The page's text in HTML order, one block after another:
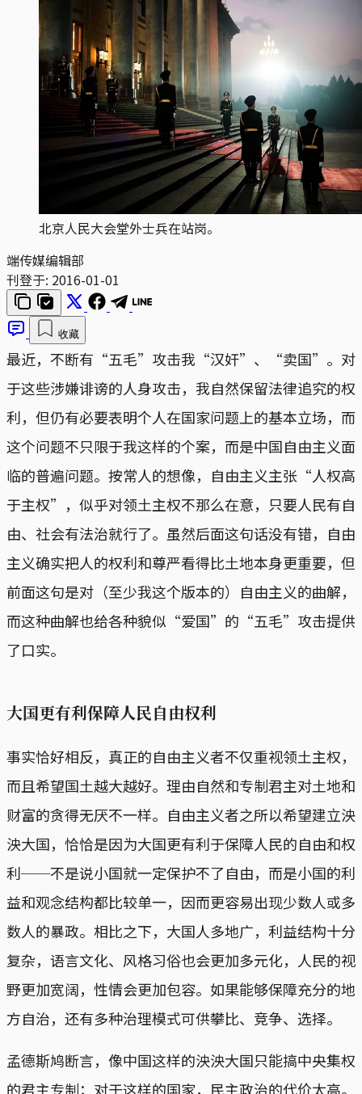
北京人民大会堂外士兵在站岗。
端传媒编辑部
刊登于: 2016-01-01
收藏
最近，不断有“五毛”攻击我“汉奸”、“卖国”。对
于这些涉嫌诽谤的人身攻击，我自然保留法律追究的权
利，但仍有必要表明个人在国家问题上的基本立场，而
这个问题不只限于我这样的个案，而是中国自由主义面
临的普遍问题。按常人的想像，自由主义主张“人权高
于主权”，似乎对领土主权不那么在意，只要人民有自
由、社会有法治就行了。虽然后面这句话没有错，自由
主义确实把人的权利和尊严看得比土地本身更重要，但
前面这句是对（至少我这个版本的）自由主义的曲解，
而这种曲解也给各种貌似“爱国”的“五毛”攻击提供
了口实。
大国更有利保障人民自由权利
事实恰好相反，真正的自由主义者不仅重视领土主权，
而且希望国土越大越好。理由自然和专制君主对土地和
财富的贪得无厌不一样。自由主义者之所以希望建立泱
泱大国，恰恰是因为大国更有利于保障人民的自由和权
利──不是说小国就一定保护不了自由，而是小国的利
益和观念结构都比较单一，因而更容易出现少数人或多
数人的暴政。相比之下，大国人多地广，利益结构十分
复杂，语言文化、风格习俗也会更加多元化，人民的视
野更加宽阔，性情会更加包容。如果能够保障充分的地
方自治，还有多种治理模式可供攀比、竞争、选择。
孟德斯鸠断言，像中国这样的泱泱大国只能搞中央集权
的君主专制；对于这样的国家，民主政治的代价太高。